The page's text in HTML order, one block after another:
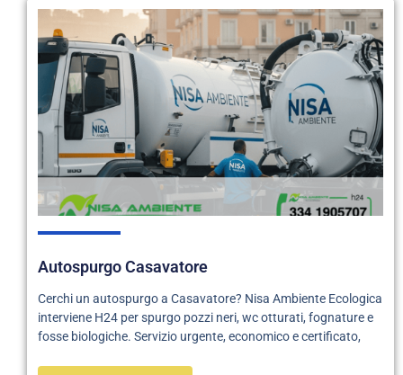
Autospurgo Casavatore
Cerchi un autospurgo a Casavatore? Nisa Ambiente Ecologica
interviene H24 per spurgo pozzi neri, wc otturati, fognature e
fosse biologiche. Servizio urgente, economico e certificato,